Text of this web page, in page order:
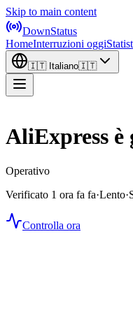
Skip to main content
DownStatus
HomeInterruzioni oggi
🇮🇹 Italiano🇮🇹
AliExpress è
Operativo
Verificato 1 ora fa fa·Lento·
Controlla ora